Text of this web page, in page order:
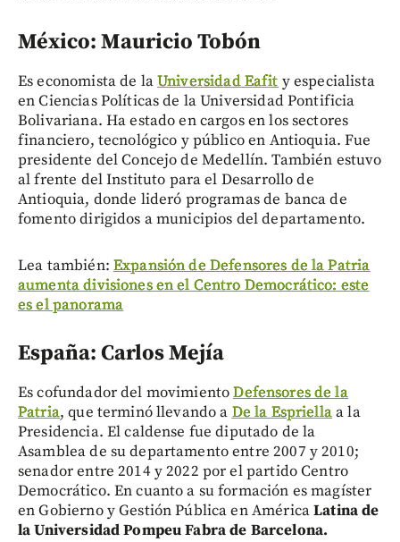
México: Mauricio Tobón
Es economista de laUniversidad Eafit y especialista
en Ciencias Políticas de la Universidad Pontificia
Bolivariana. Ha estado en cargos en los sectores
financiero, tecnológico y público en Antioquia. Fue
presidente del Concejo de Medellín. También estuvo
al frente del Instituto para el Desarrollo de
Antioquia, donde lideró programas de banca de
fomento dirigidos a municipios del departamento.
Lea también: Expansión de Defensores de la Patria
aumenta divisiones en el Centro Democrático: este
es el panorama
España: Carlos Mejía
Es cofundador del movimientoDefensores de la
Patria, que terminó llevando a De la Espriellaa la
Presidencia. El caldense fue diputado de la
Asamblea de su departamento entre 2007 y 2010;
senador entre 2014 y 2022 por el partido Centro
Democrático. En cuanto a su formación es magíster
en Gobierno y Gestión Pública en AméricaLatina de
la Universidad Pompeu Fabra de Barcelona.